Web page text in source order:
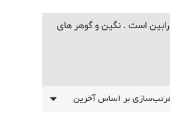
رابین است . نگین و گوهر های